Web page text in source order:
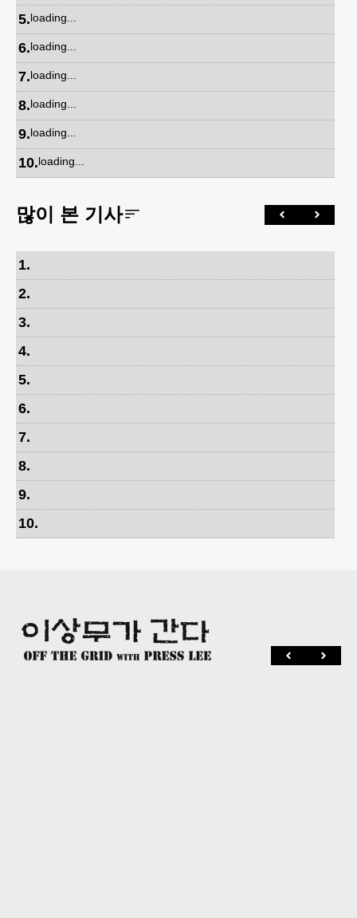
5.loading...
6.loading...
7.loading...
8.loading...
9.loading...
10.loading...
많이 본 기사
1.
2.
3.
4.
5.
6.
7.
8.
9.
10.